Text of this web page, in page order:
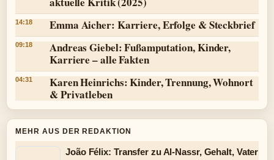
14:18 Emma Aicher: Karriere, Erfolge & Steckbrief
09:18
Andreas Giebel: Fußamputation, Kinder,
Karriere – alle Fakten
04:31
Karen Heinrichs: Kinder, Trennung, Wohnort
& Privatleben
MEHR AUS DER REDAKTION
João Félix: Transfer zu Al-Nassr, Gehalt, Vater